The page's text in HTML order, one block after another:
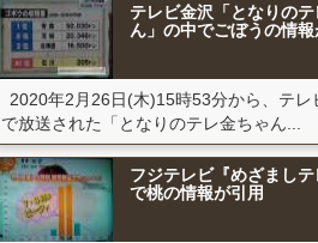
テレビ金沢「となりの
ん」の中でごぼうの情報
2020年2月26日(木)15時53分から、テレ
で放送された「となりのテレ金ちゃん...
フジテレビ『めざまし
で桃の情報が引用